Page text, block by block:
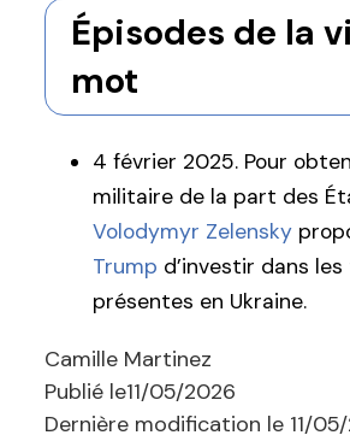
Épisodes de la
mot
4 février 2025. Pour
militaire de la part des
Volodymyr Zelensky
Trump d’investir dans
présentes en Ukraine.
Camille Martinez
Publié le11/05/2026
Dernière modification le 11/